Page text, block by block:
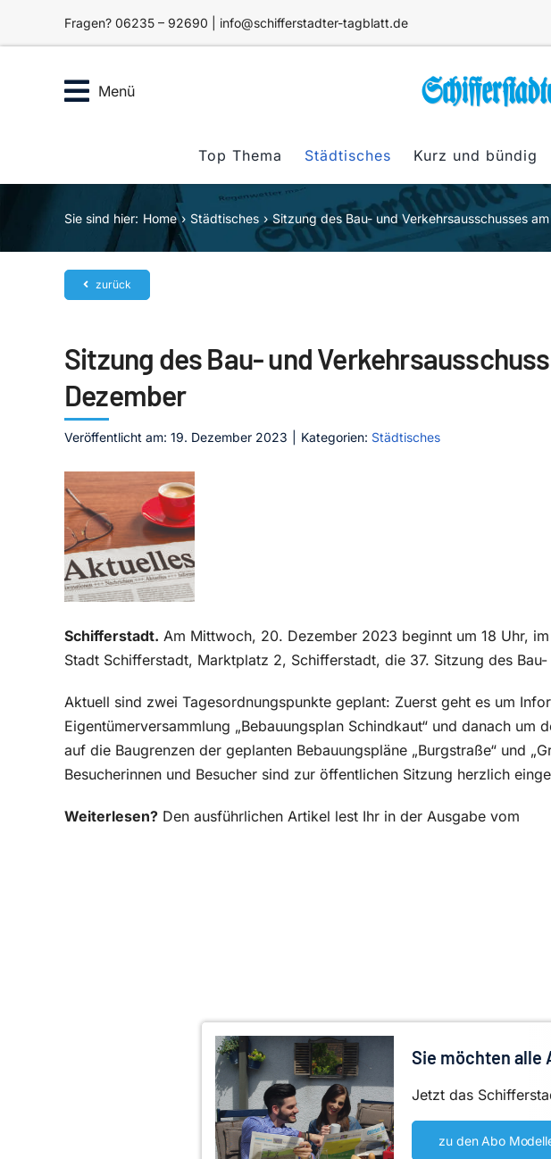
Fragen? 06235 – 92690 | info@schifferstadter-tagblatt.de
Menü
Top Thema Städtisches Kurz und bündig
Sie sind hier: Home Städtisches Sitzung des Bau- und Verkehrsausschusses
zurück
Sitzung des Bau- und
Dezember
Veröffentlicht am: 19. Dezember 2023 Kategorien: Städtisches
Schifferstadt. Am Mittwoch, 20. Dezember 2023 beginnt um 18 Uhr, im
Stadt Schifferstadt, Marktplatz 2, Schifferstadt, die 37. Sitzung des Bau-
Aktuell sind zwei Tagesordnungspunkte geplant: Zuerst geht es um
Eigentümerversammlung „Bebauungsplan Schindkaut“ und danach um
auf die Baugrenzen der geplanten Bebauungspläne „Burgstraße“ und
Besucherinnen und Besucher sind zur öffentlichen Sitzung herzlich
Weiterlesen? Den ausführlichen Artikel lest Ihr in der Ausgabe vom
Sie möchten alle
Jetzt das
zu den Abo